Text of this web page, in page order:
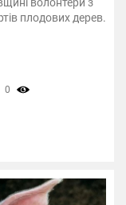
плодових дерев.
0